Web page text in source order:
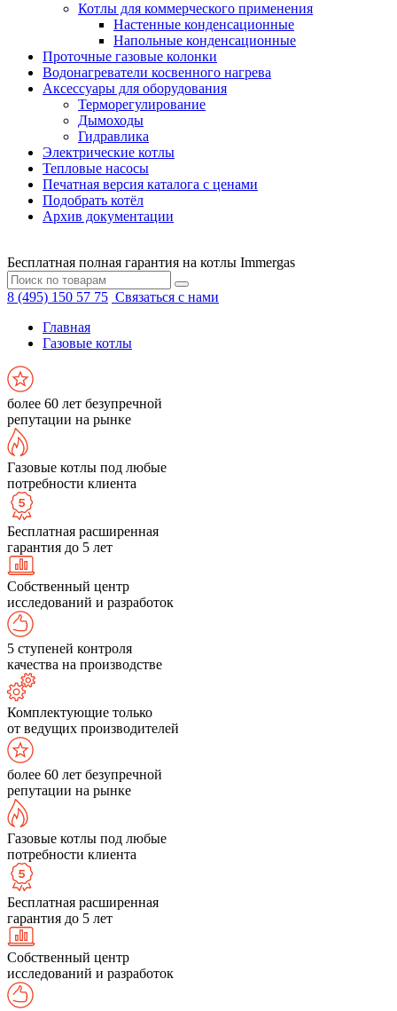
Котлы для коммерческого применения
Настенные конденсационные
Напольные конденсационные
Проточные газовые колонки
Водонагреватели косвенного нагрева
Аксессуары для оборудования
Терморегулирование
Дымоходы
Гидравлика
Электрические котлы
Тепловые насосы
Печатная версия каталога с ценами
Подобрать котёл
Архив документации
Бесплатная полная гарантия на котлы Immergas
8 (495) 150 57 75 Связаться с нами
Главная
Газовые котлы
более 60 лет безупречной
репутации на рынке
Газовые котлы под любые
потребности клиента
Бесплатная расширенная
гарантия до 5 лет
Собственный центр
исследований и разработок
5 ступеней контроля
качества на производстве
Комплектующие только
от ведущих производителей
более 60 лет безупречной
репутации на рынке
Газовые котлы под любые
потребности клиента
Бесплатная расширенная
гарантия до 5 лет
Собственный центр
исследований и разработок